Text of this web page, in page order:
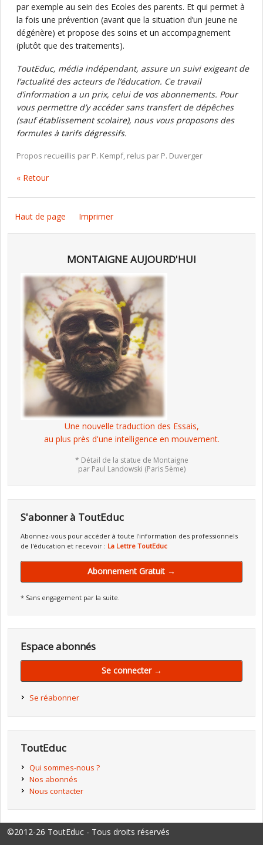
par exemple au sein des Ecoles des parents. Et qui permet à
la fois une prévention (avant que la situation d’un jeune ne
dégénère) et propose des soins et un accompagnement
(plutôt que des traitements).
ToutEduc, média indépendant, assure un suivi exigeant de
l’actualité des acteurs de l’éducation. Ce travail
d’information a un prix, celui de vos abonnements. Pour
vous permettre d’y accéder sans transfert de dépêches
(sauf établissement scolaire), nous vous proposons des
formules à tarifs dégressifs.
Propos recueillis par P. Kempf, relus par P. Duverger
« Retour
Haut de page Imprimer
MONTAIGNE AUJOURD'HUI
Une nouvelle traduction des Essais,
au plus près d'une intelligence en mouvement.
* Détail de la statue de Montaigne
par Paul Landowski (Paris 5ème)
S'abonner à ToutEduc
Abonnez-vous pour accéder à toute l'information des professionnels
de l'éducation et recevoir : La Lettre ToutEduc
Abonnement Gratuit →
* Sans engagement par la suite.
Espace abonnés
Se connecter →
Se réabonner
ToutEduc
Qui sommes-nous ?
Nos abonnés
Nous contacter
©2012-26 ToutEduc - Tous droits réservés